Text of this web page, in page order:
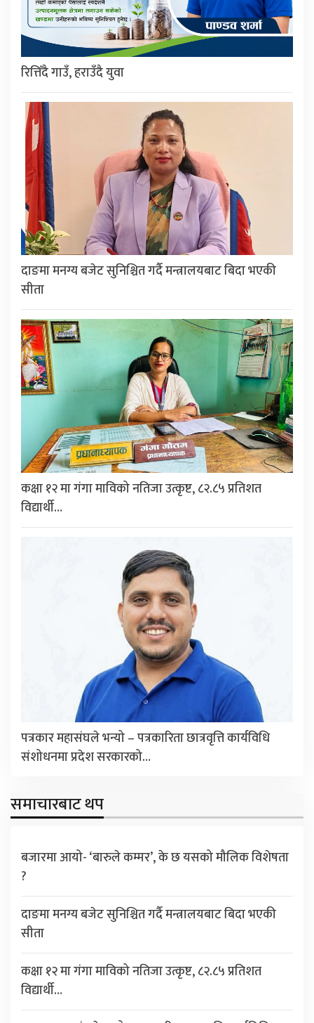
रित्तिँदै गाउँ, हराउँदै युवा
दाङमा मनग्य बजेट सुनिश्चित गर्दै मन्त्रालयबाट बिदा भएकी
सीता
कक्षा १२ मा गंगा माविको नतिजा उत्कृष्ट, ८२.८५ प्रतिशत
विद्यार्थी…
पत्रकार महासंघले भन्यो – पत्रकारिता छात्रवृत्ति कार्यविधि
संशोधनमा प्रदेश सरकारको…
समाचारबाट थप
बजारमा आयो- ‘बारुले कम्मर’, के छ यसको मौलिक विशेषता
?
दाङमा मनग्य बजेट सुनिश्चित गर्दै मन्त्रालयबाट बिदा भएकी
सीता
कक्षा १२ मा गंगा माविको नतिजा उत्कृष्ट, ८२.८५ प्रतिशत
विद्यार्थी…